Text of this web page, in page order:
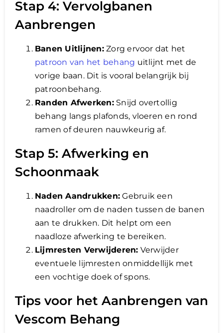
Stap 4: Vervolgbanen
Aanbrengen
Banen Uitlijnen:Zorg ervoor dat het
patroon van het behang uitlijnt met de
vorige baan. Dit is vooral belangrijk bij
patroonbehang.
Randen Afwerken:Snijd overtollig
behang langs plafonds, vloeren en rond
ramen of deuren nauwkeurig af.
Stap 5: Afwerking en
Schoonmaak
Naden Aandrukken: Gebruik een
naadroller om de naden tussen de banen
aan te drukken. Dit helpt om een
naadloze afwerking te bereiken.
Lijmresten Verwijderen: Verwijder
eventuele lijmresten onmiddellijk met
een vochtige doek of spons.
Tips voor het Aanbrengen van
Vescom Behang